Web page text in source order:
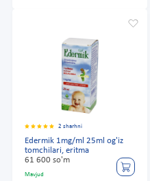
2 sharhni
Edermik 1mg/ml 25ml og'iz
tomchilari, eritma
61 600 so'm
Mavjud